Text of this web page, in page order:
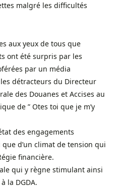
malgré les difficultés
aux yeux de tous que
ont été surpris par les
par un média
détracteurs du Directeur
des Douanes et Accises au
de ” Otes toi que je m’y
des engagements
d’un climat de tension qui
financière.
qui y règne stimulant ainsi
la DGDA.